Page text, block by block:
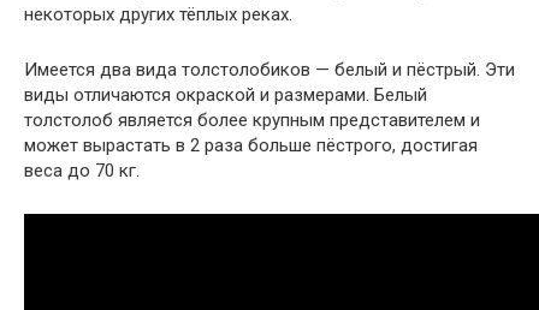
некоторых других тёплых реках.
Имеется два вида толстолобиков — белый и пёстрый. Эти
виды отличаются окраской и размерами. Белый
толстолоб является более крупным представителем и
может вырастать в 2 раза больше пёстрого, достигая
веса до 70 кг.